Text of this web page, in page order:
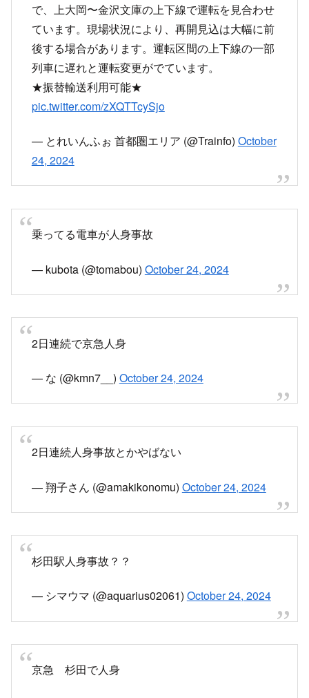
で、上大岡〜金沢文庫の上下線で運転を見合わせ
ています。現場状況により、再開見込は大幅に前
後する場合があります。運転区間の上下線の一部
列車に遅れと運転変更がでています。
★振替輸送利用可能★
pic.twitter.com/zXQTTcySjo
— とれいんふぉ 首都圏エリア (@Trainfo) October
24, 2024
乗ってる電車が人身事故
— kubota (@tomabou) October 24, 2024
2日連続で京急人身
— な (@kmn7__) October 24, 2024
2日連続人身事故とかやばない
— 翔子さん (@amakikonomu) October 24, 2024
杉田駅人身事故？？
— シマウマ (@aquarius02061) October 24, 2024
京急 杉田で人身